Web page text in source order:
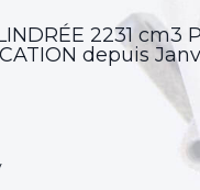
2231 cm3
depuis